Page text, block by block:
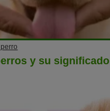
y su significado